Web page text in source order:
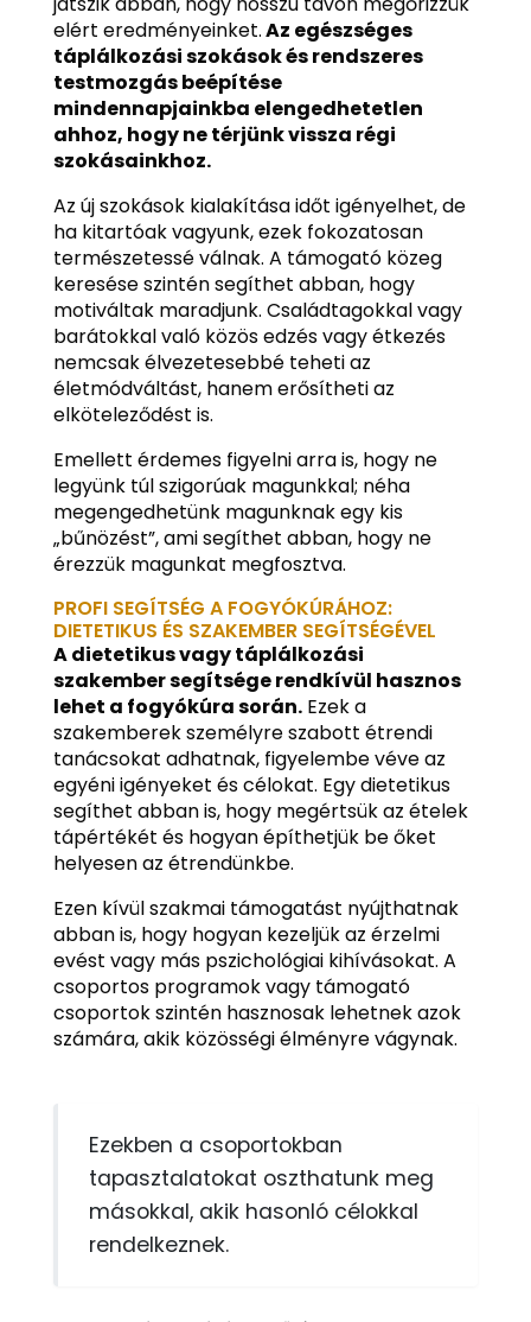
elért eredményeinket.Az egészséges
táplálkozási szokások és rendszeres
testmozgás beépítése
mindennapjainkba elengedhetetlen
ahhoz, hogy ne térjünk vissza régi
szokásainkhoz.
Az új szokások kialakítása időt igényelhet, de
ha kitartóak vagyunk, ezek fokozatosan
természetessé válnak. A támogató közeg
keresése szintén segíthet abban, hogy
motiváltak maradjunk. Családtagokkal vagy
barátokkal való közös edzés vagy étkezés
nemcsak élvezetesebbé teheti az
életmódváltást, hanem erősítheti az
elköteleződést is.
Emellett érdemes figyelni arra is, hogy ne
legyünk túl szigorúak magunkkal; néha
megengedhetünk magunknak egy kis
„bűnözést”, ami segíthet abban, hogy ne
érezzük magunkat megfosztva.
PROFI SEGÍTSÉG A FOGYÓKÚRÁHOZ:
DIETETIKUS ÉS SZAKEMBER SEGÍTSÉGÉVEL
A dietetikus vagy táplálkozási
szakember segítsége rendkívül hasznos
lehet a fogyókúra során.Ezek a
szakemberek személyre szabott étrendi
tanácsokat adhatnak, figyelembe véve az
egyéni igényeket és célokat. Egy dietetikus
segíthet abban is, hogy megértsük az ételek
tápértékét és hogyan építhetjük be őket
helyesen az étrendünkbe.
Ezen kívül szakmai támogatást nyújthatnak
abban is, hogy hogyan kezeljük az érzelmi
evést vagy más pszichológiai kihívásokat. A
csoportos programok vagy támogató
csoportok szintén hasznosak lehetnek azok
számára, akik közösségi élményre vágynak.
Ezekben a csoportokban
tapasztalatokat oszthatunk meg
másokkal, akik hasonló célokkal
rendelkeznek.